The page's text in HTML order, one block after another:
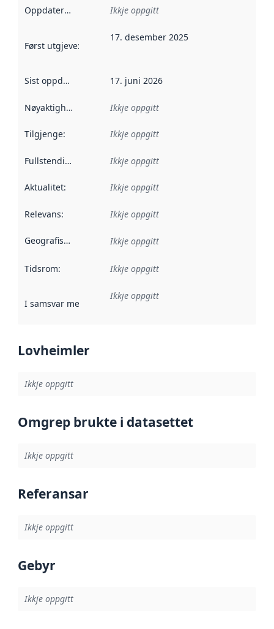
Oppdateringsfrekvens :
Ikkje oppgitt
Først utgjeve:
17. desember 2025
Sist oppdatert 17. juni 2026
Nøyaktigheit Ikkje oppgitt
Tilgjenge: Ikkje oppgitt
Fullstendigheit Ikkje oppgitt
Aktualitet: Ikkje oppgitt
Relevans: Ikkje oppgitt
Geografisk område Ikkje oppgitt
Tidsrom: Ikkje oppgitt
I samsvar med Referanse til ei implementeringsregel eller
Ikkje oppgitt
Lovheimler
Ikkje oppgitt
Omgrep brukte i datasettet
Ikkje oppgitt
Referansar
Ikkje oppgitt
Gebyr
Ikkje oppgitt